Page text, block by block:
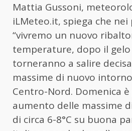
Mattia Gussoni,
iLMeteo.it, spiega che
“vivremo un nuovo
temperature, dopo il
torneranno a salire
massime di nuovo
Centro-Nord. Domenica
aumento delle massime
di circa 6-8°C su buona